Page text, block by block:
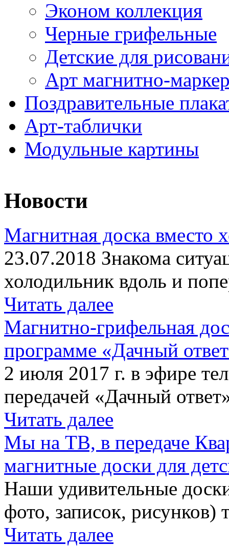
Эконом коллекция
Черные грифельные
Детские для
Арт магнитно-
Поздравительные
Арт-таблички
Модульные картины
Новости
Магнитная доска вместо
23.07.2018 Знакома
холодильник вдоль и
Читать далее
Магнитно-грифельная
программе «Дачный
2 июля 2017 г. в эфире
передачей «Дачный
Читать далее
Мы на ТВ, в передаче
магнитные доски для
Наши удивительные
фото, записок,
Читать далее